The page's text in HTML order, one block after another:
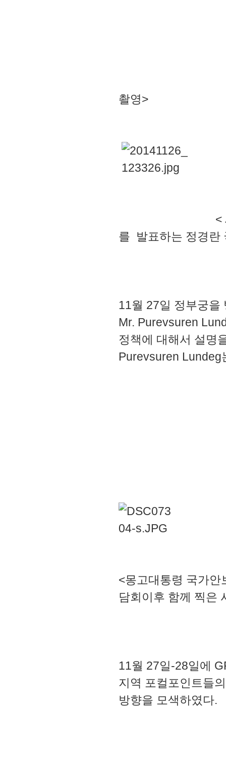
촬영>
<
를 발표하는 정경란
11월 27일 정부궁을
Mr. Purevsuren
정책에 대해서 설명
Purevsuren Lundeg
<몽고대통령 국가
담회이후 함께 찍은
11월 27일-28일에
지역 포컬포인트들
방향을 모색하였다.